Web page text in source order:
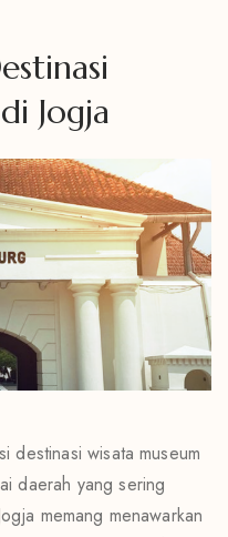
Jogja
destinasi wisata museum
daerah yang sering
memang menawarkan